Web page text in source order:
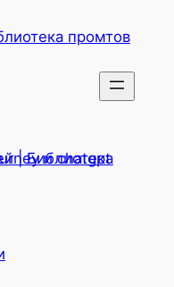
промтов